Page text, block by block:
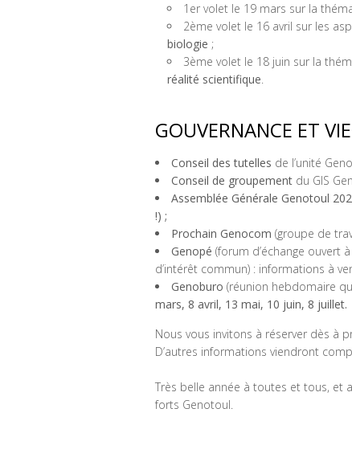
1er volet le 19 mars sur la
2ème volet le 16 avril sur les
biologie ;
3ème volet le 18 juin sur la
réalité scientifique.
GOUVERNANCE ET
Conseil des tutelles de l’unité
Conseil de groupement du GIS
Assemblée Générale Genotoul
!) ;
Prochain Genocom(groupe de
Genopé (forum d’échange ouvert
d’intérêt commun) : informations à
Genoburo(réunion hebdomaire
mars, 8 avril, 13 mai, 10 juin, 8 juillet.
Nous vous invitons à réserver dès à
D’autres informations viendront
Très belle année à toutes et tous, et
forts Genotoul.